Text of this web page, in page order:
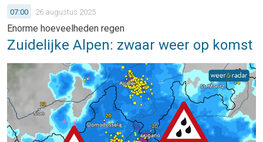
07:00 26 augustus 2025
Enorme hoeveelheden regen
Zuidelijke Alpen: zwaar weer op komst